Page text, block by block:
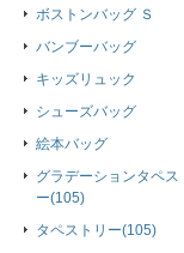
ボストンバッグ Ｓ
バンブーバッグ
キッズリュック
シューズバッグ
絵本バッグ
グラデーションタペス
ー(105)
タペストリー(105)